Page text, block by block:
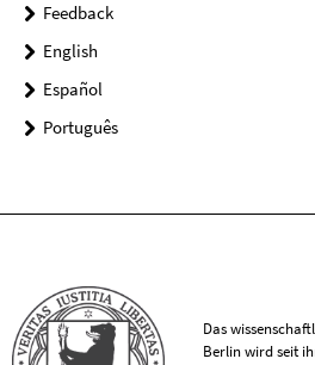
Feedback
English
Español
Português
Das
Berlin wird seit